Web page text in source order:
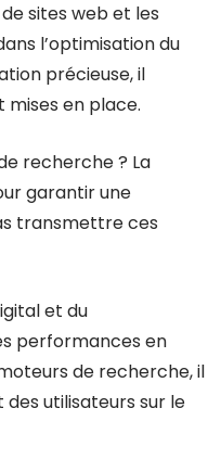
sites web et les
l’optimisation du
précieuse, il
en place.
recherche ? La
garantir une
transmettre ces
et du
performances en
de recherche, il
utilisateurs sur le